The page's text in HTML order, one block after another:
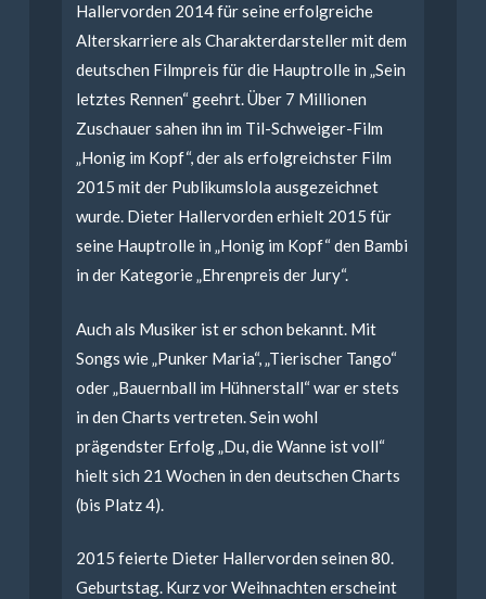
Hallervorden 2014 für seine erfolgreiche
Alterskarriere als Charakterdarsteller mit dem
deutschen Filmpreis für die Hauptrolle in „Sein
letztes Rennen“ geehrt. Über 7 Millionen
Zuschauer sahen ihn im Til-Schweiger-Film
„Honig im Kopf“, der als erfolgreichster Film
2015 mit der Publikumslola ausgezeichnet
wurde. Dieter Hallervorden erhielt 2015 für
seine Hauptrolle in „Honig im Kopf“ den Bambi
in der Kategorie „Ehrenpreis der Jury“.
Auch als Musiker ist er schon bekannt. Mit
Songs wie „Punker Maria“, „Tierischer Tango“
oder „Bauernball im Hühnerstall“ war er stets
in den Charts vertreten. Sein wohl
prägendster Erfolg „Du, die Wanne ist voll“
hielt sich 21 Wochen in den deutschen Charts
(bis Platz 4).
2015 feierte Dieter Hallervorden seinen 80.
Geburtstag. Kurz vor Weihnachten erscheint